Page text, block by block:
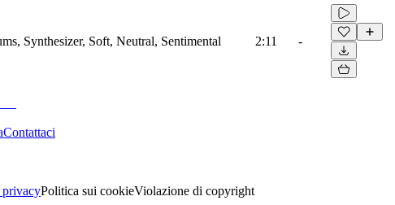
Synthesizer, Soft, Neutral, Sentimental 2:11 -
Contattaci
privacyPolitica sui cookieViolazione di copyright